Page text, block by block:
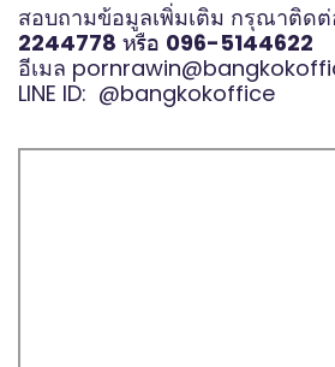
สอบถามข้อมูลเพิ่มเติม กรุณาติด
2244778 หรือ 096-5144622
อีเมล
LINE ID: @bangkokoffice